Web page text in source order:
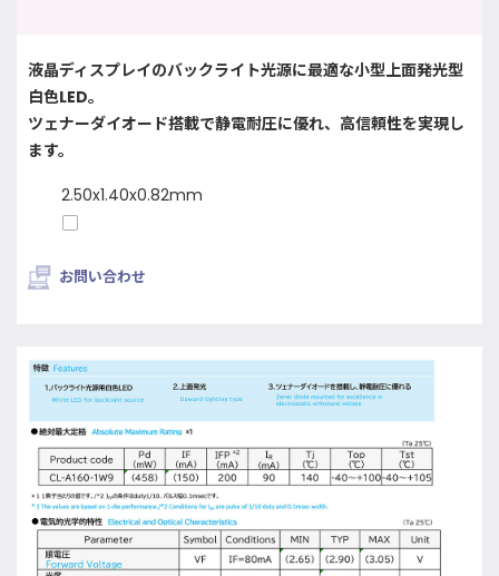
液晶ディスプレイのバックライト光源に最適な小型上面発光型
白色LED。
ツェナーダイオード搭載で静電耐圧に優れ、高信頼性を実現し
ます。
2.50x1.40x0.82mm
お問い合わせ